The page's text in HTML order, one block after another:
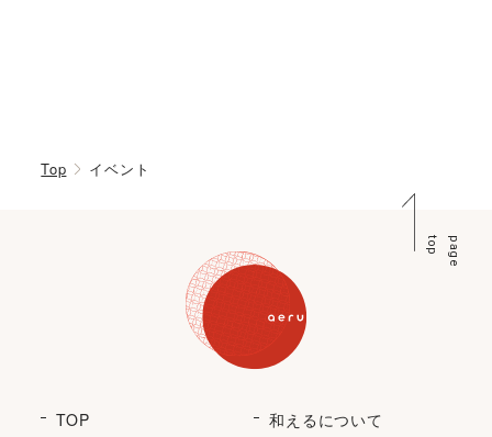
Top イベント
p
a
g
e
t
o
p
TOP
和えるについて